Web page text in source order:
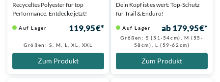
Recyceltes Polyester für top
Performance. Entdecke jetzt!
Auf Lager 119,95 €*
Größen: S, M, L, XL, XXL
Zum Produkt
Dein Kopf ist es wert: Top-Schutz
für Trail & Enduro!
Auf Lager ab 179,95 €*
Größen: S (51-54cm), M (55-
58cm), L (59-62cm)
Zum Produkt